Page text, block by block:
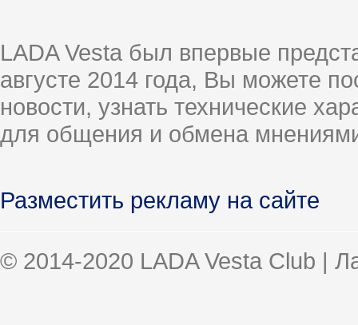
LADA Vesta был впервые
августе 2014 года, Вы можете
новости, узнать технические
для общения и обмена
Разместить рекламу на сайте
© 2014-2020 LADA Vesta Club |